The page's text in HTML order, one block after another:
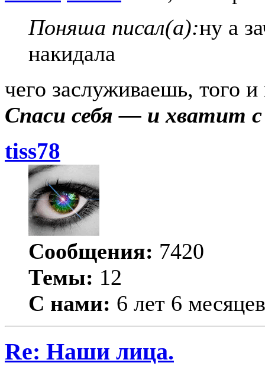
Поняша писал(а):ну а
накидала
чего заслуживаешь, того
Спаси себя — и хватит
tiss78
Сообщения: 7420
Темы: 12
С нами: 6 лет 6 месяцев
Re: Наши лица.